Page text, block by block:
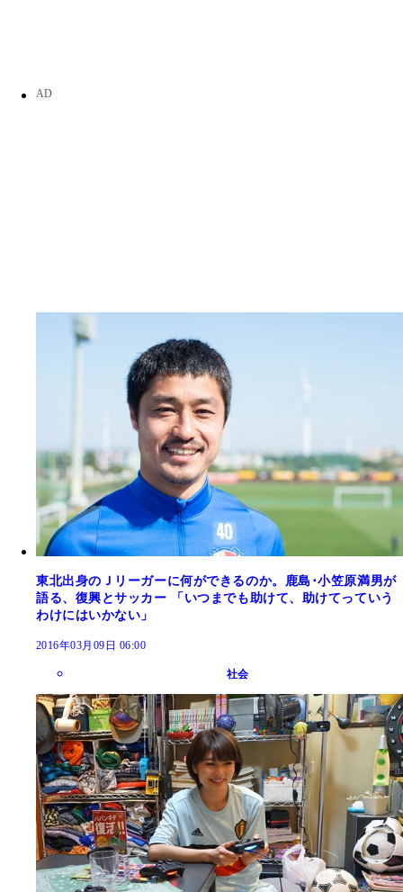
東北出身のＪリーガーに何ができるのか。鹿島･小笠原満男が
語る、復興とサッカー 「いつまでも助けて、助けてっていう
わけにはいかない」
2016年03月09日 06:00
社会